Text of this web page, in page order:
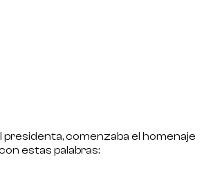
presidenta, comenzaba el homenaje
estas palabras: